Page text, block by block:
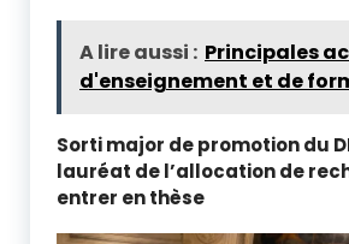
A lire aussi : Principales
d'enseignement et de
Sorti major de promotion du
lauréat de l’allocation de
entrer en thèse